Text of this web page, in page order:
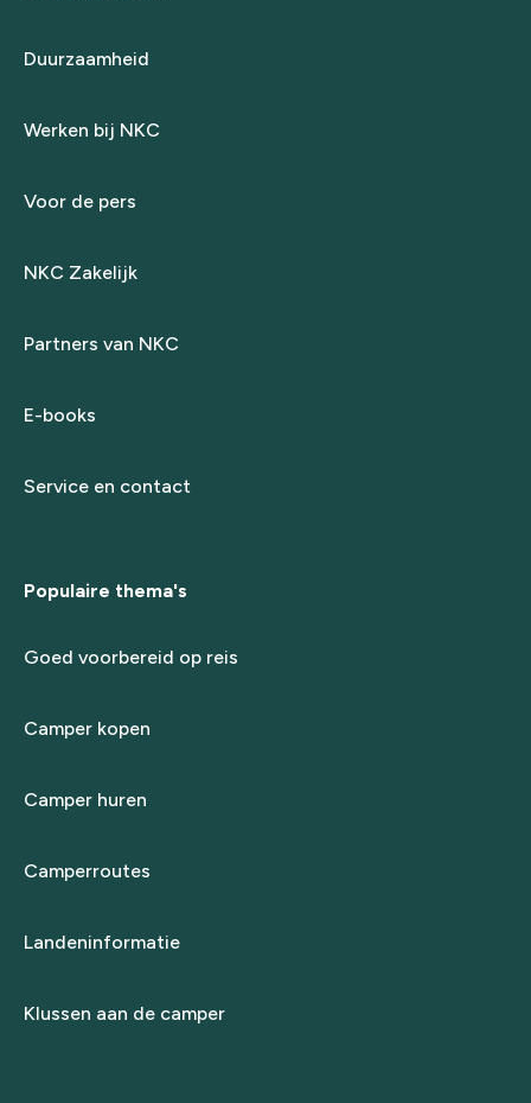
Duurzaamheid
Werken bij NKC
Voor de pers
NKC Zakelijk
Partners van NKC
E-books
Service en contact
Populaire thema's
Goed voorbereid op reis
Camper kopen
Camper huren
Camperroutes
Landeninformatie
Klussen aan de camper